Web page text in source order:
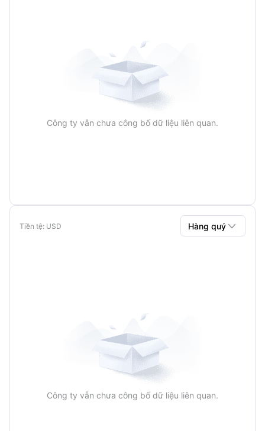
Công ty vẫn chưa công bố dữ liệu liên quan.
Tiền tệ: USD Hàng quý 
Công ty vẫn chưa công bố dữ liệu liên quan.